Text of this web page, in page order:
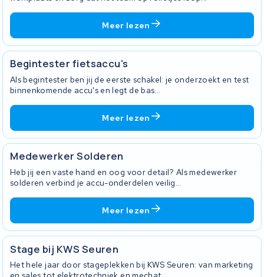
Meer lezen
Begintester fietsaccu's
Als begintester ben jij de eerste schakel: je onderzoekt en test
binnenkomende accu's en legt de bas...
Meer lezen
Medewerker Solderen
Heb jij een vaste hand en oog voor detail? Als medewerker
solderen verbind je accu-onderdelen veilig...
Meer lezen
Stage bij KWS Seuren
Het hele jaar door stageplekken bij KWS Seuren: van marketing